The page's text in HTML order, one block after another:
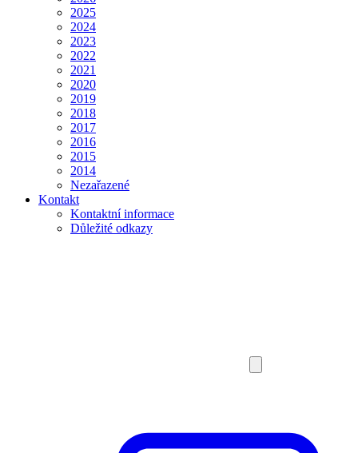
2025
2024
2023
2022
2021
2020
2019
2018
2017
2016
2015
2014
Nezařazené
Kontakt
Kontaktní informace
Důležité odkazy